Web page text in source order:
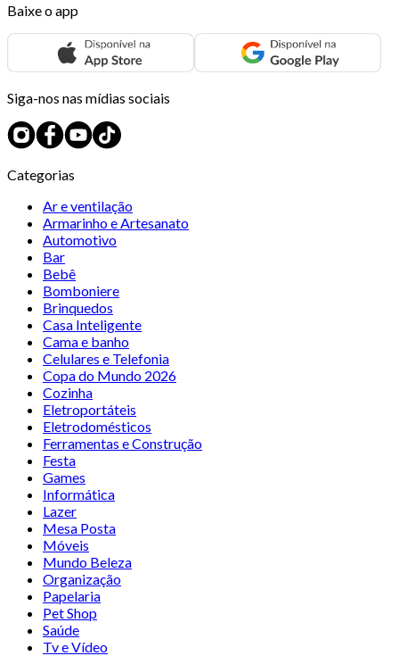
Baixe o app
Siga-nos nas mídias sociais
Categorias
Ar e ventilação
Armarinho e Artesanato
Automotivo
Bar
Bebê
Bomboniere
Brinquedos
Casa Inteligente
Cama e banho
Celulares e Telefonia
Copa do Mundo 2026
Cozinha
Eletroportáteis
Eletrodomésticos
Ferramentas e Construção
Festa
Games
Informática
Lazer
Mesa Posta
Móveis
Mundo Beleza
Organização
Papelaria
Pet Shop
Saúde
Tv e Vídeo